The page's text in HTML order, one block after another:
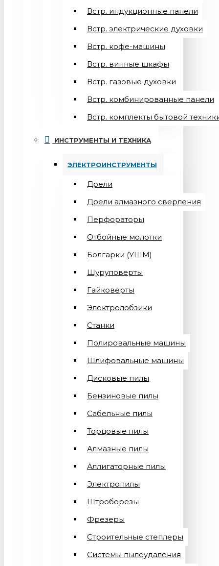
Встр. индукционные панели
Встр. электрические духовки
Встр. кофе-машины
Встр. винные шкафы
Встр. газовые духовки
Встр. комбинированные панели
Встр. комплекты бытовой
ИНСТРУМЕНТЫ И ТЕХНИКА
ЭЛЕКТРОИНСТРУМЕНТЫ
Дрели
Дрели алмазного сверления
Перфораторы
Отбойные молотки
Болгарки (УШМ)
Шуруповерты
Гайковерты
Электролобзики
Станки
Полировальные машины
Шлифовальные машины
Дисковые пилы
Бензиновые пилы
Сабельные пилы
Торцовые пилы
Алмазные пилы
Аллигаторные пилы
Электропилы
Штроборезы
Фрезеры
Строительные степлеры
Системы пылеудаления